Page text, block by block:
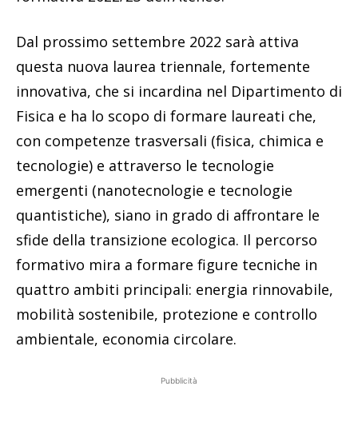
Dal prossimo settembre 2022 sarà attiva
questa nuova laurea triennale, fortemente
innovativa, che si incardina nel Dipartimento di
Fisica e ha lo scopo di formare laureati che,
con competenze trasversali (fisica, chimica e
tecnologie) e attraverso le tecnologie
emergenti (nanotecnologie e tecnologie
quantistiche), siano in grado di affrontare le
sfide della transizione ecologica. Il percorso
formativo mira a formare figure tecniche in
quattro ambiti principali: energia rinnovabile,
mobilità sostenibile, protezione e controllo
ambientale, economia circolare.
Pubblicità